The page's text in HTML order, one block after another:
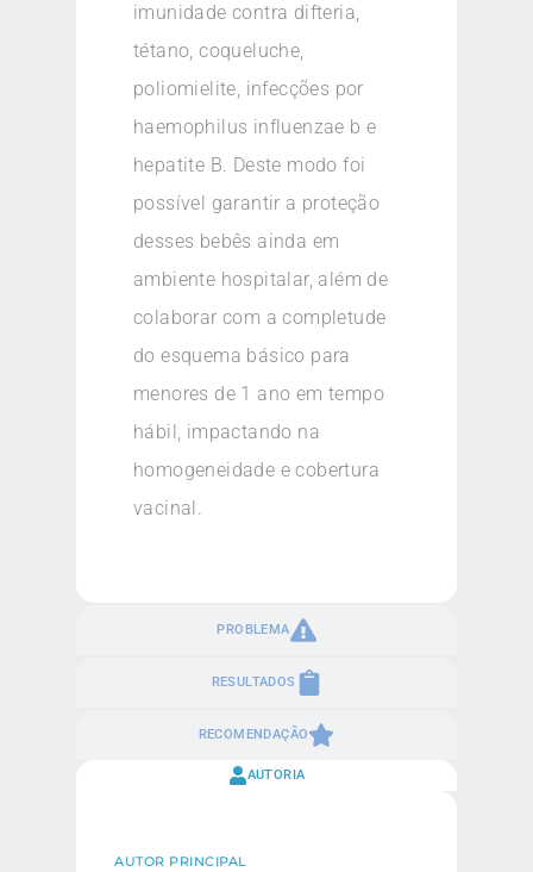
PROBLEMA
RESULTADOS
RECOMENDAÇÃO
imunidade contra difteria,
tétano, coqueluche,
poliomielite, infecções por
haemophilus influenzae b e
hepatite B. Deste modo foi
possível garantir a proteção
desses bebês ainda em
ambiente hospitalar, além de
colaborar com a completude
do esquema básico para
menores de 1 ano em tempo
hábil, impactando na
homogeneidade e cobertura
vacinal.
AUTORIA
AUTOR PRINCIPAL